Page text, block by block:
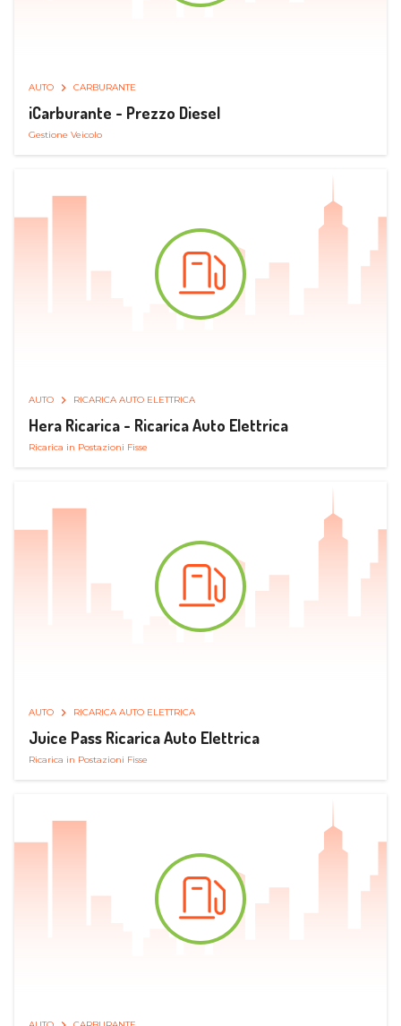
AUTO CARBURANTE
iCarburante - Prezzo Diesel
Gestione Veicolo
AUTO RICARICA AUTO ELETTRICA
Hera Ricarica - Ricarica Auto Elettrica
Ricarica in Postazioni Fisse
AUTO RICARICA AUTO ELETTRICA
Juice Pass Ricarica Auto Elettrica
Ricarica in Postazioni Fisse